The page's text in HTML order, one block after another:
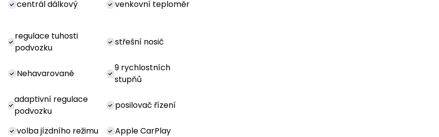
centrál dálkový venkovní teploměr
regulace tuhosti
podvozku
střešní nosič
Nehavarované
9 rychlostních
stupňů
adaptivní regulace
podvozku
posilovač řízení
volba jízdního režimu Apple CarPlay